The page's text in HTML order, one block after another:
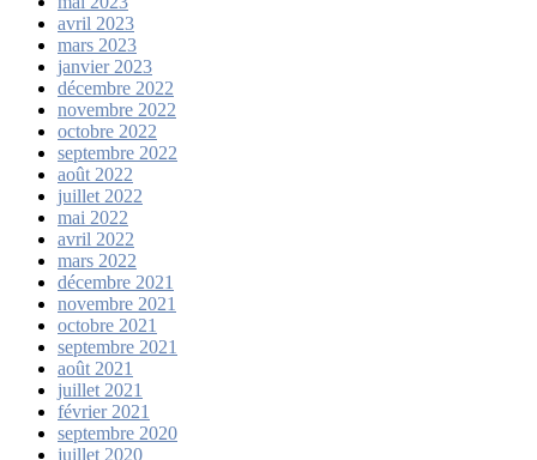
avril 2023
mars 2023
janvier 2023
décembre 2022
novembre 2022
octobre 2022
septembre 2022
août 2022
juillet 2022
mai 2022
avril 2022
mars 2022
décembre 2021
novembre 2021
octobre 2021
septembre 2021
août 2021
juillet 2021
février 2021
septembre 2020
juillet 2020